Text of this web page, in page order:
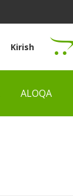
Kirish
Ko‘rish
ALOQA